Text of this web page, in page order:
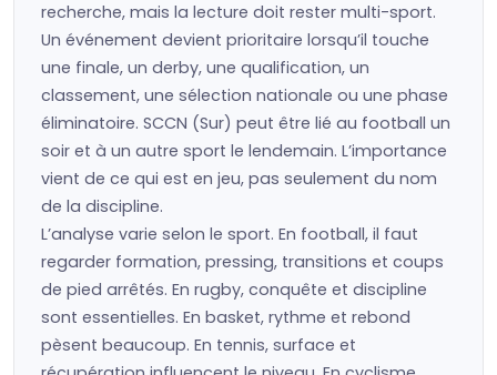
recherche, mais la lecture doit rester multi-sport.
Un événement devient prioritaire lorsqu’il touche
une finale, un derby, une qualification, un
classement, une sélection nationale ou une phase
éliminatoire. SCCN (Sur) peut être lié au football un
soir et à un autre sport le lendemain. L’importance
vient de ce qui est en jeu, pas seulement du nom
de la discipline.
L’analyse varie selon le sport. En football, il faut
regarder formation, pressing, transitions et coups
de pied arrêtés. En rugby, conquête et discipline
sont essentielles. En basket, rythme et rebond
pèsent beaucoup. En tennis, surface et